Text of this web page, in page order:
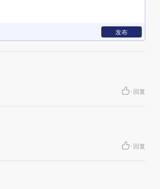
发布
· 回复
· 回复